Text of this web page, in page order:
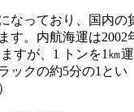
なっており、国内の
す。内航海運は2002
すが、1 トンを1㎞運
ックの約5分の1とい